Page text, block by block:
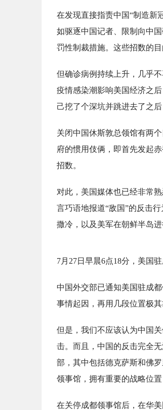
在发现直接指责中国“制造新
如驱逐中国记者、限制向中
罚性制裁措施。这些招数的
但确诊病例持续上升，几乎
疫情感染潮影响美国经济之
己挖了个深坑并跳进去了之
关闭中国休斯敦总领馆有两
府的惯用伎俩，即首先发起
招数。
对此，美国媒体也已经非常
言巧语地报道“敌国”的反击
撒冷，以及美军在朝鲜半岛
7月27日早晨6点18分，美国
中国外交部已通知美国驻成
事情起因，再用几段位置极
但是，我们不应该认为中国
击。而且，中国的反击完全
部，其中包括德克萨斯和佛
领事馆，拥有重要的战略位
在关停成都领事馆后，在华